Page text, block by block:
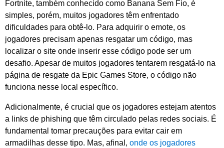
Fortnite, também conhecido como Banana Sem Fio, é
simples, porém, muitos jogadores têm enfrentado
dificuldades para obtê-lo. Para adquirir o emote, os
jogadores precisam apenas resgatar um código, mas
localizar o site onde inserir esse código pode ser um
desafio. Apesar de muitos jogadores tentarem resgatá-lo na
página de resgate da Epic Games Store, o código não
funciona nesse local específico.
Adicionalmente, é crucial que os jogadores estejam atentos
a links de phishing que têm circulado pelas redes sociais. É
fundamental tomar precauções para evitar cair em
armadilhas desse tipo. Mas, afinal, onde os jogadores